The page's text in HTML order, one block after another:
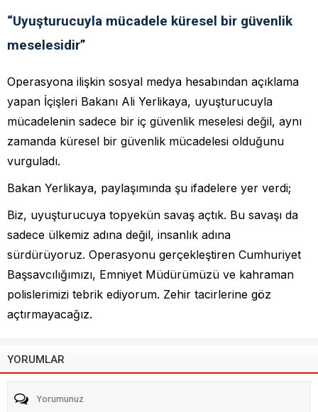
“Uyuşturucuyla mücadele küresel bir güvenlik
meselesidir”
Operasyona ilişkin sosyal medya hesabından açıklama
yapan İçişleri Bakanı Ali Yerlikaya, uyuşturucuyla
mücadelenin sadece bir iç güvenlik meselesi değil, aynı
zamanda küresel bir güvenlik mücadelesi olduğunu
vurguladı.
Bakan Yerlikaya, paylaşımında şu ifadelere yer verdi;
Biz, uyuşturucuya topyekün savaş açtık. Bu savaşı da
sadece ülkemiz adına değil, insanlık adına
sürdürüyoruz. Operasyonu gerçekleştiren Cumhuriyet
Başsavcılığımızı, Emniyet Müdürümüzü ve kahraman
polislerimizi tebrik ediyorum. Zehir tacirlerine göz
açtırmayacağız.
YORUMLAR